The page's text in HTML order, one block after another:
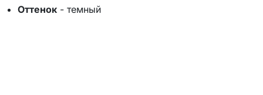
Оттенок - темный